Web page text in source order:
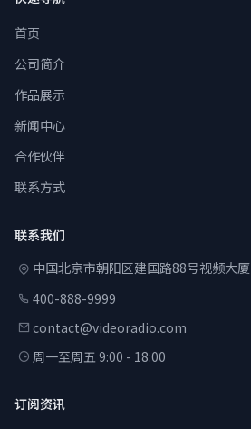
首页
公司简介
作品展示
新闻中心
合作伙伴
联系方式
联系我们
中国北京市朝阳区建国路88号视频大厦
400-888-9999
contact@videoradio.com
周一至周五 9:00 - 18:00
订阅资讯